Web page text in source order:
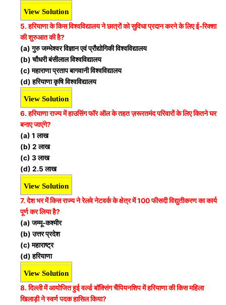
View Solution
5. हरियाणा के किस विश्वविद्यालय ने छात्रों को सुविधा प्रदान करने के लिए ई-रिक्शा
की शुरुआत की है?
(a) गुरु जम्भेश्वर विज्ञान एवं प्रौद्योगिकी विश्वविद्यालय
(b) चौधरी बंसीलाल विश्वविद्यालय
(c) महाराणा प्रताप बागवानी विश्वविद्यालय
(d) हरियाणा कृषि विश्वविद्यालय
View Solution
6. हरियाणा राज्य में हाउसिंग फॉर ऑल के तहत ज़रूरतमंद परिवारों के लिए कितने घर
बनाए जाएंगे?
(a) 1 लाख
(b) 2 लाख
(c) 3 लाख
(d) 2.5 लाख
View Solution
7. देश भर में किस राज्य ने रेलवे नेटवर्क के क्षेत्र में 100 फीसदी विद्युतीकरण का कार्य
पूर्ण कर लिया है?
(a) जम्मू-कश्मीर
(b) उत्तर प्रदेश
(c) महाराष्ट्र
(d) हरियाणा
View Solution
8. दिल्ली में आयोजित हुई वर्ल्ड बॉक्सिंग चैंपियनशिप में हरियाणा की किस महिला
खिलाड़ी ने स्वर्ण पदक हासिल किया?